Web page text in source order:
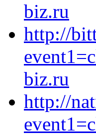
biz.ru
http://
biz.ru
http://